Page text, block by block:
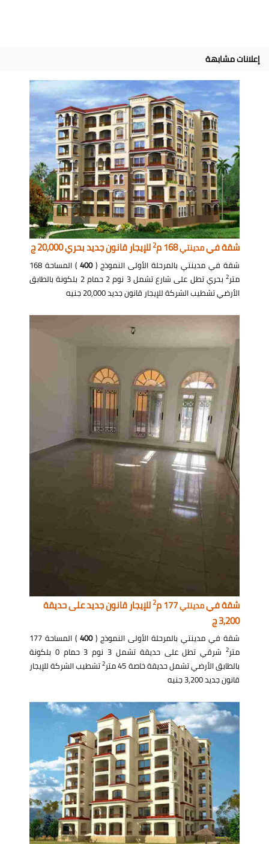
إعلانات مشابهة
شقة فيمدينتي168 م 2للإيجار قانون جديد بحري 20,000 ج
شقة في مدينتي بالمرحلة الأولى النموذج (400
) المساحة 168
متر2
بحري تطل على شارع تشمل 3 نوم 2 حمام 2 بلكونة بالطابق
الأرضي تشطيب الشركة للإيجار قانون جديد 20,000 جنيه
شقة فيمدينتي 2للإيجار قانون جديد على حديقة
3,200 ج
شقة في مدينتي بالمرحلة الأولى النموذج (400
) المساحة 177
متر2
شرقي تطل على حديقة تشمل 3 نوم 3 حمام 0 بلكونة
بالطابق الأرضي تشمل حديقة خاصة 45 متر
2تشطيب الشركة للإيجار
قانون جديد 3,200 جنيه